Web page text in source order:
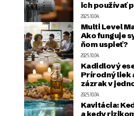
ich používať
2025.10.04.
Multi Level
Ako funguje
ňom uspieť?
2025.10.04.
Kadidlový
Prírodný liek
zázrak v
2025.10.04.
Kavitácia:
a kedy